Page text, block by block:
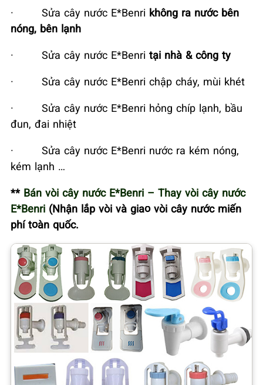
· Sửa cây nước E*Benri không ra nước bên
nóng, bên lạnh
·
Sửa cây nước E*Benri tại nhà & công ty
·
Sửa cây nước E*Benri chập cháy, mùi khét
·
Sửa cây nước E*Benri hỏng chíp lạnh, bầu
đun, đai nhiệt
·
Sửa cây nước E*Benri nước ra kém nóng,
kém lạnh …
** Bán vòi cây nước E*Benri – Thay vòi cây nước
E*Benri (Nhận lắp vòi và giao vòi cây nước miến
phí toàn quốc.